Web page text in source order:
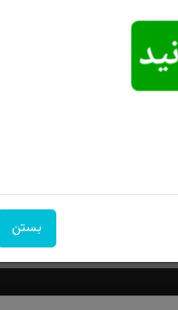
بستن